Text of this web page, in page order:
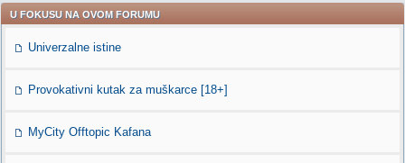
U FOKUSU NA OVOM FORUMU
Univerzalne istine
Provokativni kutak za muškarce [18+]
MyCity Offtopic Kafana